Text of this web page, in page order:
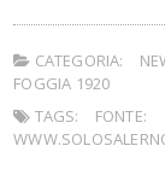
CATEGORIA:
FOGGIA 1920
TAGS:
FONTE: